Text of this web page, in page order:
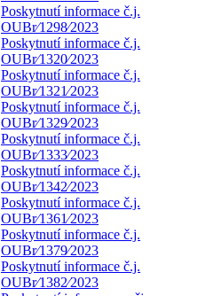
Poskytnutí informace č.j.
OUBr⁄1298⁄2023
Poskytnutí informace č.j.
OUBr⁄1320⁄2023
Poskytnutí informace č.j.
OUBr⁄1321⁄2023
Poskytnutí informace č.j.
OUBr⁄1329⁄2023
Poskytnutí informace č.j.
OUBr⁄1333⁄2023
Poskytnutí informace č.j.
OUBr⁄1342⁄2023
Poskytnutí informace č.j.
OUBr⁄1361⁄2023
Poskytnutí informace č.j.
OUBr⁄1379⁄2023
Poskytnutí informace č.j.
OUBr⁄1382⁄2023